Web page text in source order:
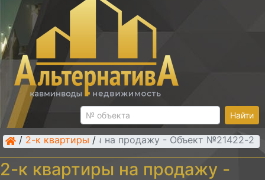
Найти
/ 2-к квартиры / 2-к квартиры на продажу - Объект №21422
2-к квартиры на продажу -